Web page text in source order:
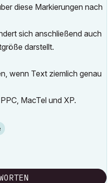
diese Markierungen nach
sich anschließend auch
darstellt.
wenn Text ziemlich genau
MacTel und XP.